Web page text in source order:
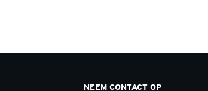
NEEM CONTACT OP